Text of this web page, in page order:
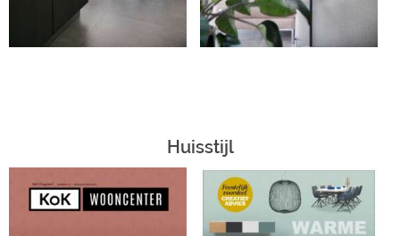
Huisstijl